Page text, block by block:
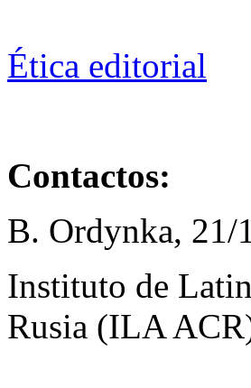
Ética editorial
Contactos:
B. Ordynka, 21/
Instituto de
Rusia (ILA